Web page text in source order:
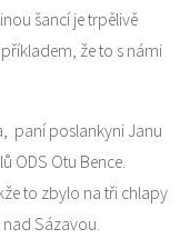
šancí je trpělivě
že to s námi
paní poslankyni Janu
ODS Otu Bence.
to zbylo na tři chlapy
Sázavou.